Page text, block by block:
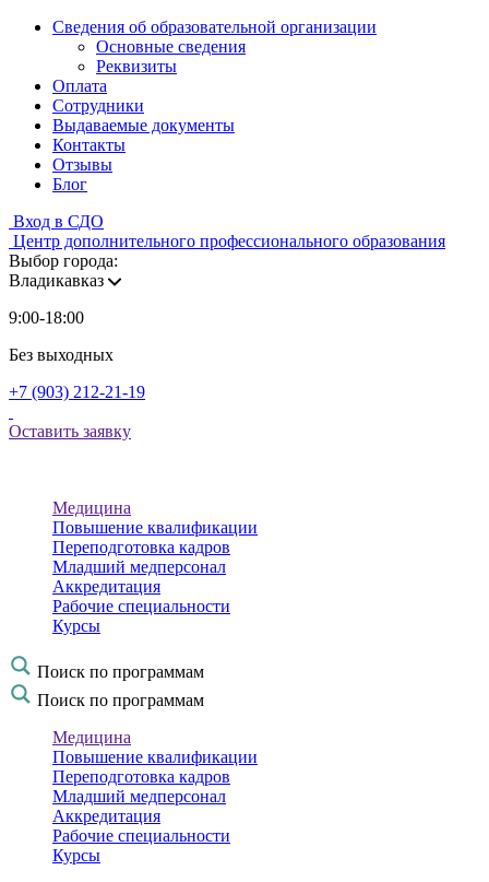
Сведения об образовательной организации
Основные сведения
Реквизиты
Оплата
Сотрудники
Выдаваемые документы
Контакты
Отзывы
Блог
Вход в СДО
Центр дополнительного профессионального образования
Выбор города:
Владикавказ
9:00-18:00
Без выходных
+7 (903) 212-21-19
Оставить заявку
Медицина
Повышение квалификации
Переподготовка кадров
Младший медперсонал
Аккредитация
Рабочие специальности
Курсы
Поиск по программам
Поиск по программам
Медицина
Повышение квалификации
Переподготовка кадров
Младший медперсонал
Аккредитация
Рабочие специальности
Курсы